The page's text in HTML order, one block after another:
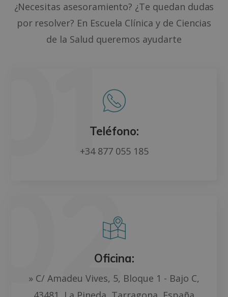
¿Necesitas asesoramiento? ¿Te quedan dudas
por resolver? En Escuela Clínica y de Ciencias
de la Salud queremos ayudarte
Teléfono:
+34 877 055 185
Oficina:
» C/ Amadeu Vives, 5, Bloque 1 - Bajo C,